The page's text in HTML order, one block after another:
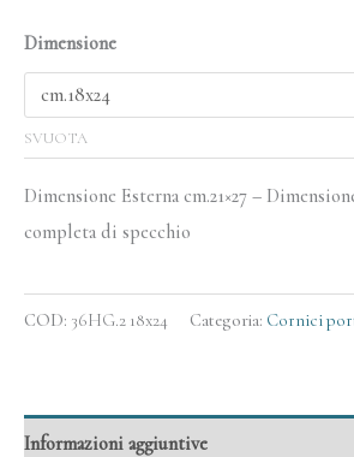
Dimensione
SVUOTA
Dimensione Esterna cm.21×27 –
completa di specchio
COD: 36HG.2 18x24 Categoria: Cornici
Informazioni aggiuntive